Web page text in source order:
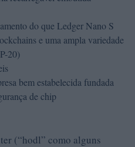
do que Ledger Nano S
e uma ampla variedade
20)
bem estabelecida fundada
de chip
(“hodl” como alguns